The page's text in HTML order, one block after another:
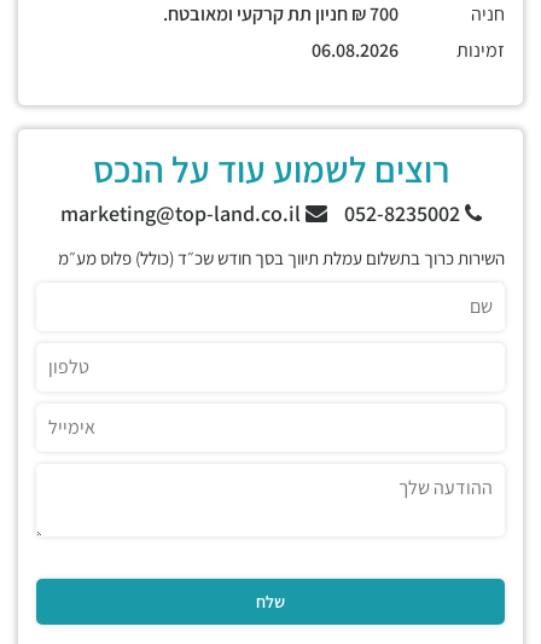
חניה
זמינות
רוצים לשמוע עוד על הנכס
052-8235002
השירות כרוך בתשלום עמלת תיווך בסך חודש שכ״ד (כולל) פלוס מע״מ